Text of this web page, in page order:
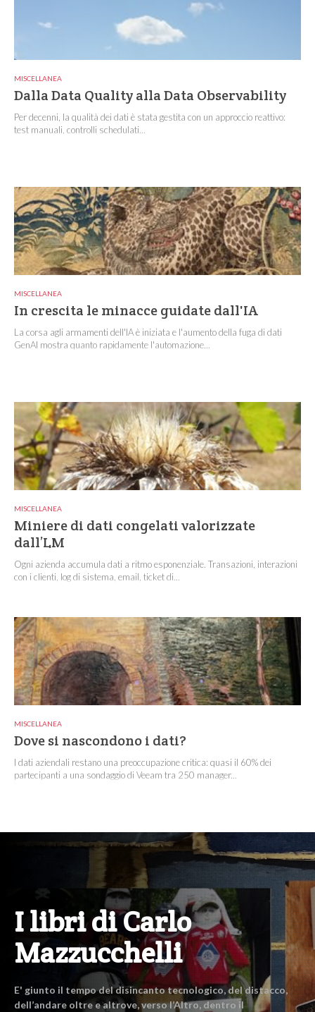
MISCELLANEA
Dalla Data Quality alla Data Observability
Per decenni, la qualità dei dati è stata gestita con un approccio reattivo:
test manuali, controlli schedulati...
MISCELLANEA
In crescita le minacce guidate dall'IA
La corsa agli armamenti dell'IA è iniziata e l'aumento della fuga di dati
GenAI mostra quanto rapidamente l'automazione...
MISCELLANEA
Miniere di dati congelati valorizzate
dall’LM
Ogni azienda accumula dati a ritmo esponenziale. Transazioni, interazioni
con i clienti, log di sistema, email, ticket di...
MISCELLANEA
Dove si nascondono i dati?
I dati aziendali restano una preoccupazione critica: quasi il 60% dei
partecipanti a una sondaggio di Veeam tra 250 manager...
I libri di Carlo
Mazzucchelli
E' giunto il tempo del disincanto tecnologico, del distacco,
dell’andare oltre e altrove, verso l’Altro, dentro il